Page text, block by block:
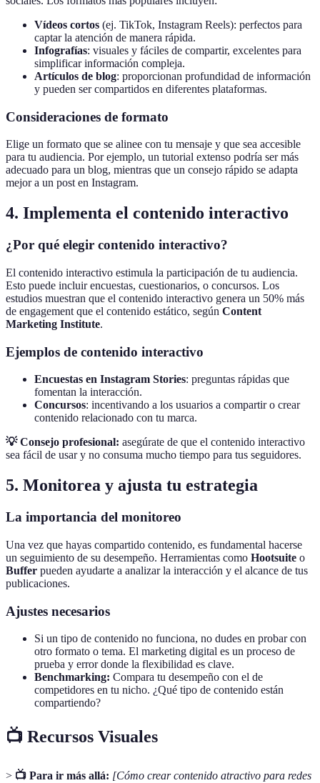
Vídeos cortos (ej. TikTok, Instagram Reels): perfectos para
captar la atención de manera rápida.
Infografías: visuales y fáciles de compartir, excelentes para
simplificar información compleja.
Artículos de blog: proporcionan profundidad de información
y pueden ser compartidos en diferentes plataformas.
Consideraciones de formato
Elige un formato que se alinee con tu mensaje y que sea accesible
para tu audiencia. Por ejemplo, un tutorial extenso podría ser más
adecuado para un blog, mientras que un consejo rápido se adapta
mejor a un post en Instagram.
4. Implementa el contenido interactivo
¿Por qué elegir contenido interactivo?
El contenido interactivo estimula la participación de tu audiencia.
Esto puede incluir encuestas, cuestionarios, o concursos. Los
estudios muestran que el contenido interactivo genera un 50% más
de engagement que el contenido estático, según Content
Marketing Institute.
Ejemplos de contenido interactivo
Encuestas en Instagram Stories: preguntas rápidas que
fomentan la interacción.
Concursos: incentivando a los usuarios a compartir o crear
contenido relacionado con tu marca.
💡 Consejo profesional: asegúrate de que el contenido interactivo
sea fácil de usar y no consuma mucho tiempo para tus seguidores.
5. Monitorea y ajusta tu estrategia
La importancia del monitoreo
Una vez que hayas compartido contenido, es fundamental hacerse
un seguimiento de su desempeño. Herramientas como Hootsuite o
Buffer pueden ayudarte a analizar la interacción y el alcance de tus
publicaciones.
Ajustes necesarios
Si un tipo de contenido no funciona, no dudes en probar con
otro formato o tema. El marketing digital es un proceso de
prueba y error donde la flexibilidad es clave.
Benchmarking: Compara tu desempeño con el de
competidores en tu nicho. ¿Qué tipo de contenido están
compartiendo?
📺 Recursos Visuales
> 📺 Para ir más allá: [Cómo crear contenido atractivo para redes